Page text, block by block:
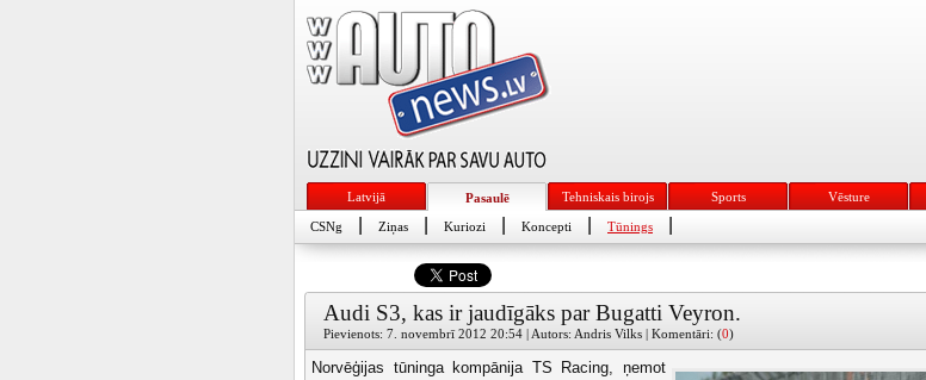
Latvijā Pasaulē Tehniskais birojs Sports Vēsture
CSNg Ziņas Kuriozi Koncepti Tūnings
Audi S3, kas ir jaudīgāks par Bugatti Veyron.
Pievienots: 7. novembrī 2012 20:54 | Autors: Andris Vilks | Komentāri: (0)
Norvēģijas tūninga kompānija TS Racing, ņemot